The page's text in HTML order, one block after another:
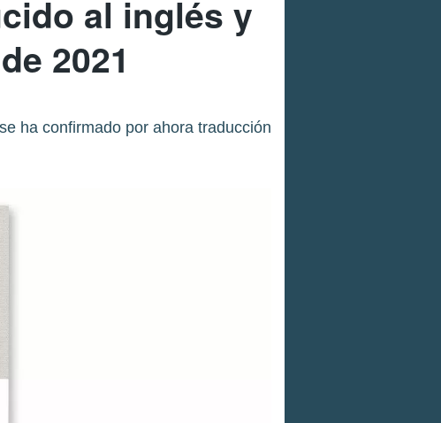
al inglés y
2021
ha confirmado por ahora traducción